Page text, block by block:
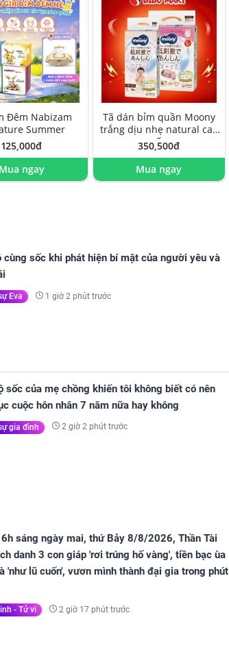
Đêm Nabizam
Summer
125,000đ
Mua ngay
Tã dán bỉm quần Moony
trắng dịu nhẹ natural cao
cấp
350,500đ
Mua ngay
cùng sốc khi phát hiện bí mật của người yêu và
Eva 1 giờ 2 phút trước
sốc của mẹ chồng khiến tôi không biết có nên
cuộc hôn nhân 7 năm nữa hay không
gia đình 2 giờ 2 phút trước
sáng ngày mai, thứ Bảy 8/8/2026, Thần Tài
danh 3 con giáp 'rơi trúng hố vàng', tiền bạc ùa
'như lũ cuốn', vươn mình thành đại gia trong phút
- Tử vi 2 giờ 17 phút trước